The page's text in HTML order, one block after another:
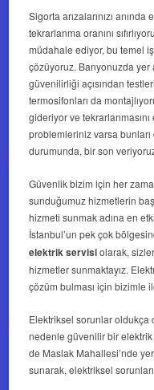
Sigorta arızalarınızı
tekrarlanma oranını
müdahale ediyor, bu temel
çözüyoruz. Banyonuzda yer
güvenilirliği açısından
termosifonları da
gideriyor ve
problemleriniz varsa
durumunda, bir son
Güvenlik bizim için her
sunduğumuz hizmetlerin
hizmeti sunmak adına en
İstanbul’un pek çok
elektrik servisiolarak,
hizmetler sunmaktayız.
çözüm bulması için bizimle
Elektriksel sorunlar
nedenle güvenilir bir elektrik
de Maslak Mahallesi’nde
sunarak, elektriksel